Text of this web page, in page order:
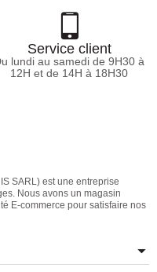
Service client
lundi au samedi de 9H30 à
12H et de 14H à 18H30
SARL) est une entreprise
Nous avons un magasin
E-commerce pour satisfaire nos